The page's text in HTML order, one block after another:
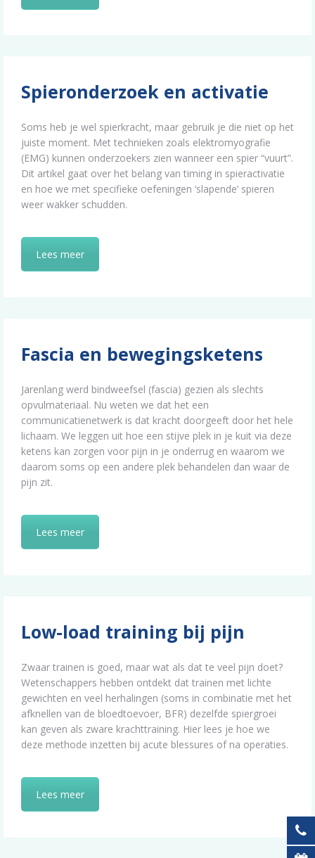
Spieronderzoek en activatie
Soms heb je wel spierkracht, maar gebruik je die niet op het
juiste moment. Met technieken zoals elektromyografie
(EMG) kunnen onderzoekers zien wanneer een spier “vuurt”.
Dit artikel gaat over het belang van timing in spieractivatie
en hoe we met specifieke oefeningen ‘slapende’ spieren
weer wakker schudden.
Lees meer
Fascia en bewegingsketens
Jarenlang werd bindweefsel (fascia) gezien als slechts
opvulmateriaal. Nu weten we dat het een
communicatienetwerk is dat kracht doorgeeft door het hele
lichaam. We leggen uit hoe een stijve plek in je kuit via deze
ketens kan zorgen voor pijn in je onderrug en waarom we
daarom soms op een andere plek behandelen dan waar de
pijn zit.
Lees meer
Low-load training bij pijn
Zwaar trainen is goed, maar wat als dat te veel pijn doet?
Wetenschappers hebben ontdekt dat trainen met lichte
gewichten en veel herhalingen (soms in combinatie met het
afknellen van de bloedtoevoer, BFR) dezelfde spiergroei
kan geven als zware krachttraining. Hier lees je hoe we
deze methode inzetten bij acute blessures of na operaties.
Lees meer